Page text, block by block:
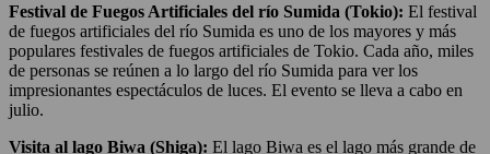
Festival de Fuegos Artificiales del río Sumida (Tokio): El festival
de fuegos artificiales del río Sumida es uno de los mayores y más
populares festivales de fuegos artificiales de Tokio. Cada año, miles
de personas se reúnen a lo largo del río Sumida para ver los
impresionantes espectáculos de luces. El evento se lleva a cabo en
julio.
Visita al lago Biwa (Shiga): El lago Biwa es el lago más grande de